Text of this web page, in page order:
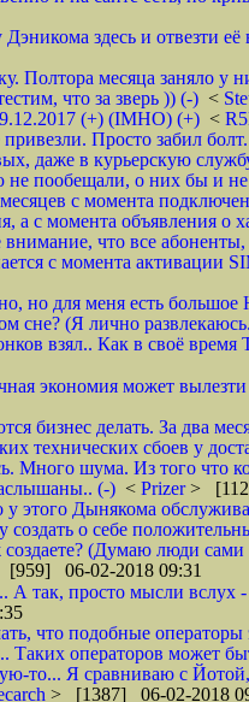
здесь и отвезти
Полтора месяца заняло
что за зверь )) (-) <
(+) (IMHO) (+) <
Просто забил
даже в курьерскую
не пообещали, о них бы и
с момента
а с момента объявления о
что все
с момента
но для меня есть
сне? (Я лично
взял.. Как в своё
экономия может
бизнес делать. За два
технических сбоев у
Много шума. Из того что
(-) < Prizer>
этого Дынякома
создать о себе
(Думаю люди сами
06-02-2018 09:31
А так, просто мысли вслух
что подобные
Таких операторов может
то... Я сравниваю с
> [1387] 06-02-2018